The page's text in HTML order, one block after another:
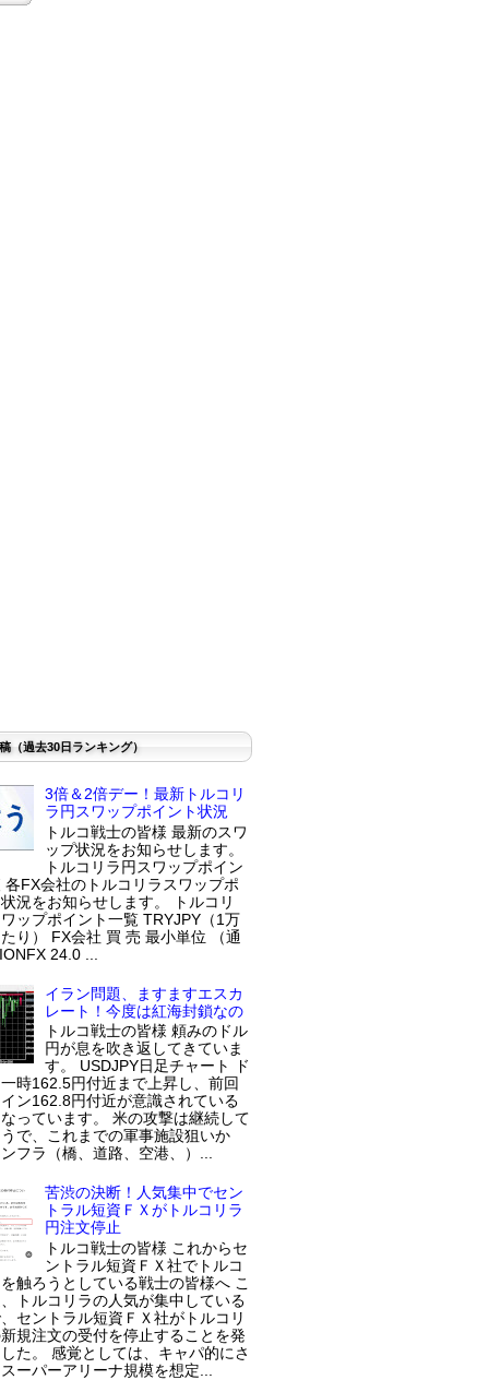
（過去30日ランキング）
3倍＆2倍デー！最新トルコリ
ラ円スワップポイント状況
トルコ戦士の皆様 最新のスワ
ップ状況をお知らせします。
トルコリラ円スワップポイン
各FX会社のトルコリラスワップポ
況をお知らせします。 トルコリ
ップポイント一覧 TRYJPY（1万
り） FX会社 買 売 最小単位 （通
24.0 ...
イラン問題、ますますエスカ
レート！今度は紅海封鎖なの
トルコ戦士の皆様 頼みのドル
円が息を吹き返してきていま
す。 USDJPY日足チャート ド
時162.5円付近まで上昇し、前回
ン162.8円付近が意識されている
っています。 米の攻撃は継続して
で、これまでの軍事施設狙いか
フラ（橋、道路、空港、）...
苦渋の決断！人気集中でセン
トラル短資ＦＸがトルコリラ
円注文停止
トルコ戦士の皆様 これからセ
ントラル短資ＦＸ社でトルコ
触ろうとしている戦士の皆様へ こ
トルコリラの人気が集中している
セントラル短資ＦＸ社がトルコリ
規注文の受付を停止することを発
た。 感覚としては、キャパ的にさ
ーパーアリーナ規模を想定...